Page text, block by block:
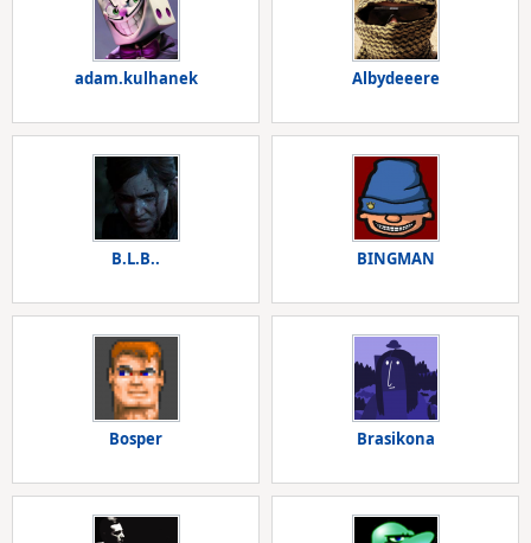
adam.kulhanek Albydeeere
B.L.B.. BINGMAN
Bosper Brasikona